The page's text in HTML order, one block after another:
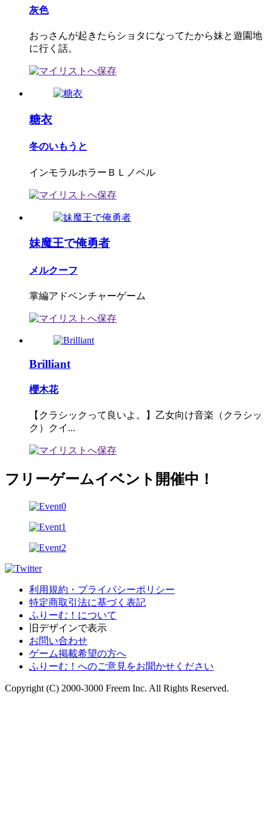
灰色
おっさんが起きたらショタになってたから妹と遊園地
に行く話。
糖衣
冬のいもうと
インモラルホラーＢＬノベル
妹魔王で俺勇者
メルクーフ
掌編アドベンチャーゲーム
Brilliant
櫻木花
【クラシックって良いよ。】乙女向け音楽（クラシッ
ク）クイ...
フリーゲームイベント開催中！
利用規約・プライバシーポリシー
特定商取引法に基づく表記
ふりーむ！について
旧デザインで表示
お問い合わせ
ゲーム掲載希望の方へ
ふりーむ！へのご意見をお聞かせください
Copyright (C) 2000-3000 Freem Inc. All Rights Reserved.